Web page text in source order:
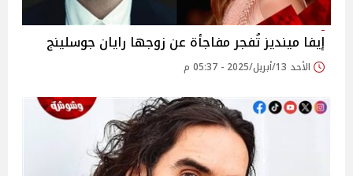
إيفا مينديز تُفجر مفاجأة عن زوجها رايان جوسلينج
الأحد 13/أبريل/2025 - 05:37 م